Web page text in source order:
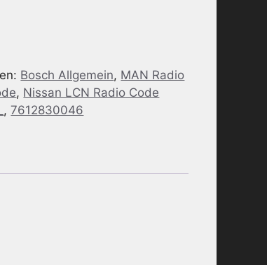
Bosch Allgemein, MAN Radio
, Nissan LCN Radio Code
,7612830046